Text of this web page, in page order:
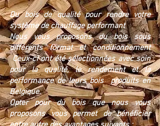
Du bois de qualité pour rendre votre
système de chauffage performant
Nous vous proposons du bois sous
différents format et conditionnement
Ceux-ci ont été sélectionnées avec soin
pour la qualité, le rendement et la
performance de leurs bois produits en
Belgique.
Opter pour du bois que nous vous
proposons vous permet de bénéficier